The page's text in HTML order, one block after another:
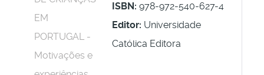
ISBN: 978-972-540-627-4
Editor: Universidade
Católica Editora